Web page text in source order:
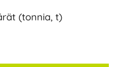
(tonnia, t)